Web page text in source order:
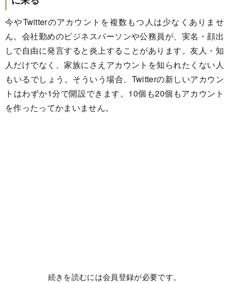
今やTwitterのアカウントを複数もつ人は少なくありませ
ん。会社勤めのビジネスパーソンや公務員が、実名・顔出
しで自由に発言すると炎上することがあります。友人・知
人だけでなく、家族にさえアカウントを知られたくない人
もいるでしょう。そういう場合、Twitterの新しいアカウン
トはわずか1分で開設できます。10個も20個もアカウント
を作ったってかまいません。
続きを読むには会員登録が必要です。